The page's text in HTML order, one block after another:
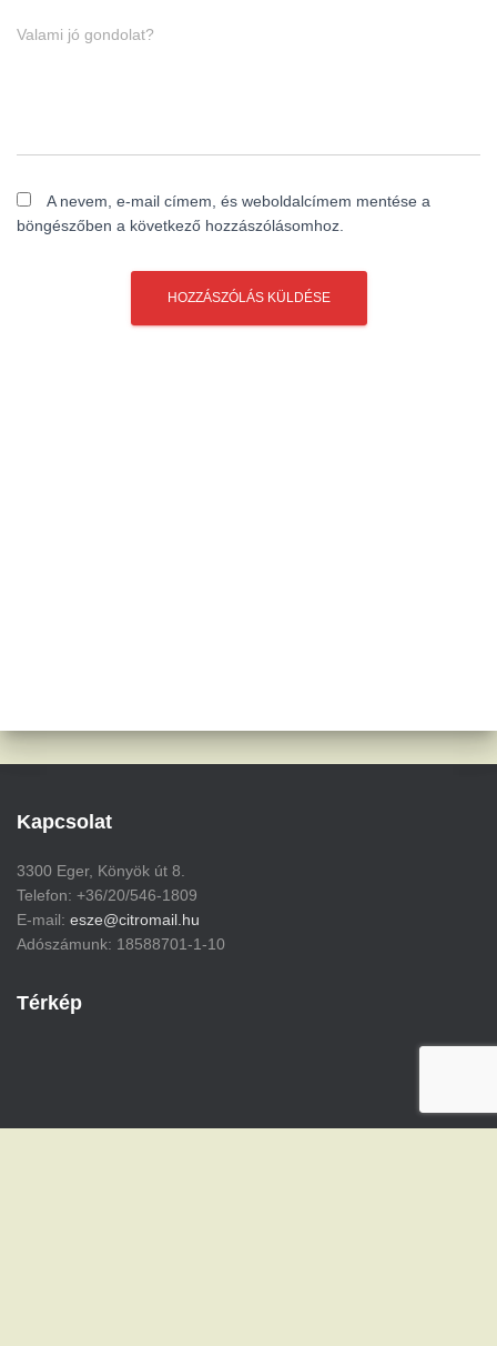
Valami jó gondolat?
A nevem, e-mail címem, és weboldalcímem mentése a
böngészőben a következő hozzászólásomhoz.
Kapcsolat
3300 Eger, Könyök út 8.
Telefon: +36/20/546-1809
E-mail: esze@citromail.hu
Adószámunk: 18588701-1-10
Térkép